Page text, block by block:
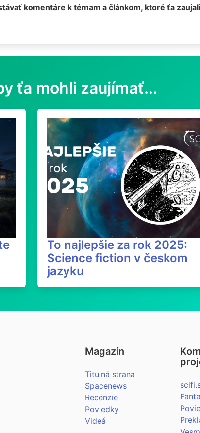
komentáre k témam a článkom, ktoré ťa
ťa mohli zaujímať...
To najlepšie za rok 2025:
Science fiction v českom
jazyku
Magazín
Titulná strana
Spacenews
Recenzie
Poviedky
Videá